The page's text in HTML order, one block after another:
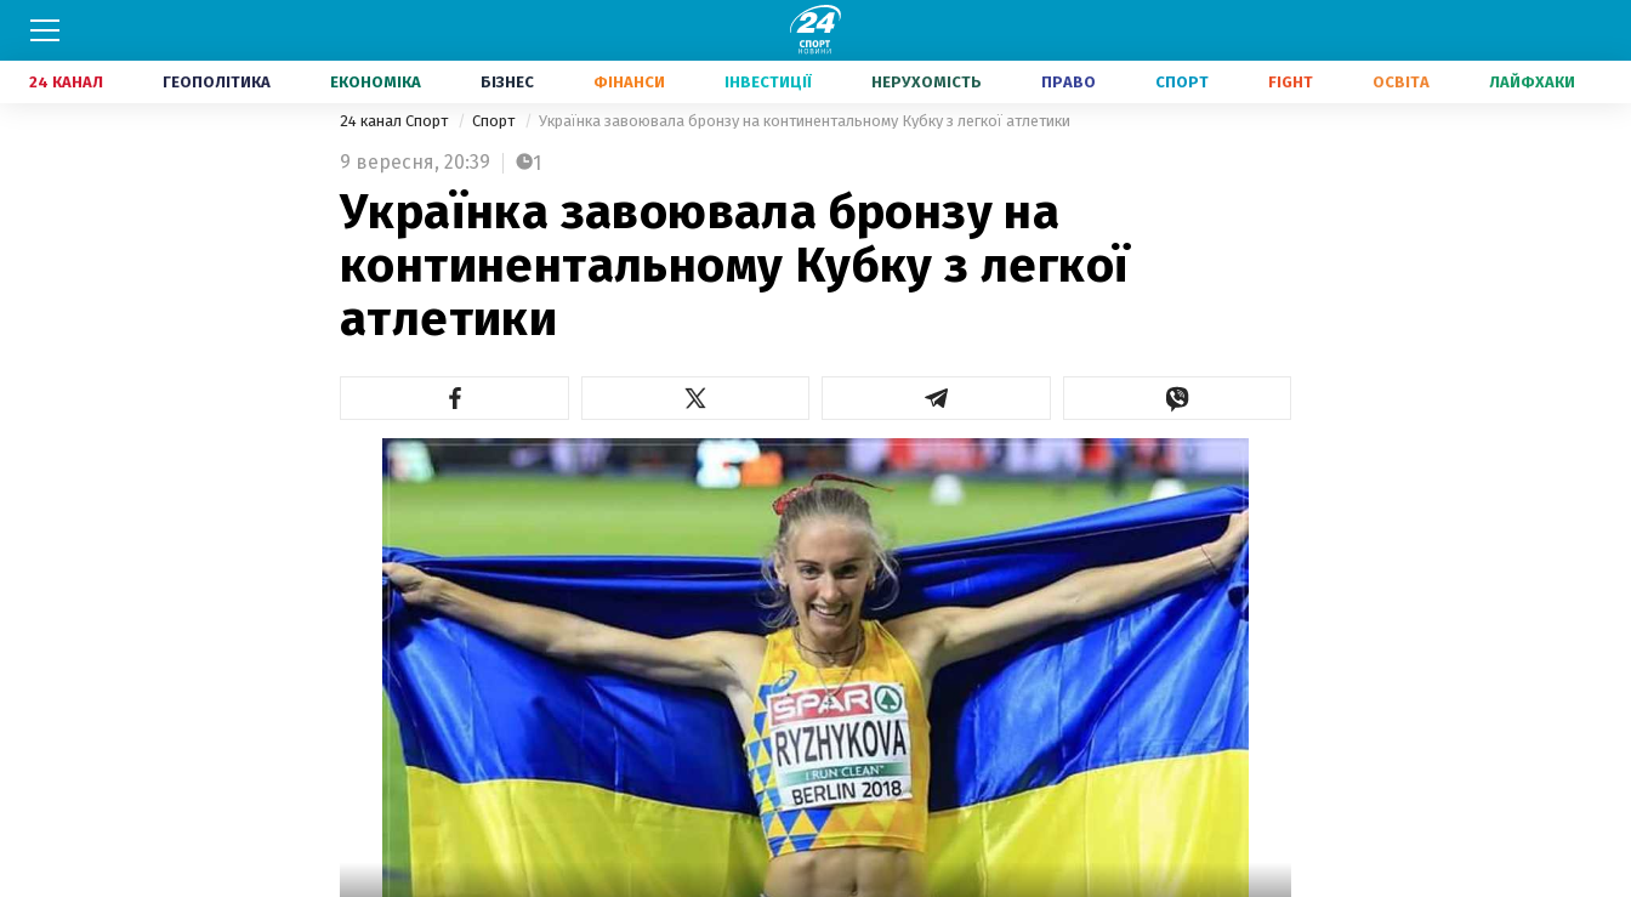
24 КАНАЛ ГЕОПОЛІТИКА ЕКОНОМІКА БІЗНЕС ФІНАНСИ ІНВЕСТИЦІЇ НЕРУХОМІСТЬ ПРАВО СПОРТ FIGHT ОСВІТА ЛАЙФХАКИ
24 канал Спорт Спорт Українка завоювала бронзу на континентальному Кубку з легкої атлетики
9 вересня, 20:39 1
Українка завоювала бронзу на
континентальному Кубку з легкої
атлетики